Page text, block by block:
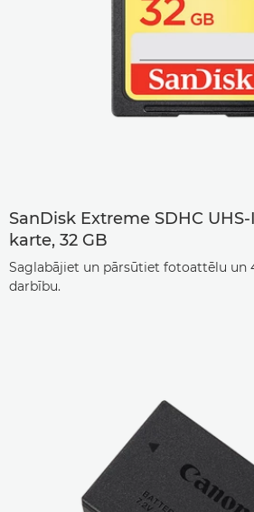
SanDisk Extreme SDHC
karte, 32 GB
Saglabājiet un pārsūtiet fotoattēlu un
darbību.